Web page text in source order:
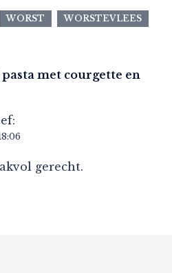
WORST WORSTEVLEES
pasta met courgette en
gerecht.